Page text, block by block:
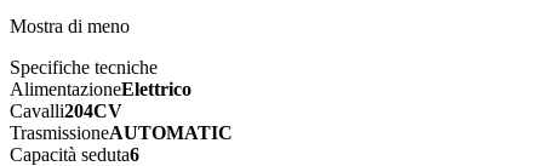
Mostra di meno
Specifiche tecniche
AlimentazioneElettrico
Cavalli204CV
TrasmissioneAUTOMATIC
Capacità seduta6